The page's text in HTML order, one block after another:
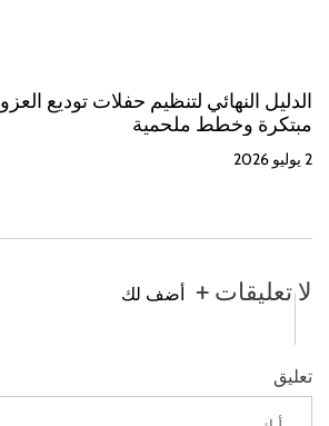
الدليل النهائي لتنظيم حفلات توديع
مبتكرة وخطط ملحمية
2 يوليو 2026
لا تعليقات + أضف لك
تعليق